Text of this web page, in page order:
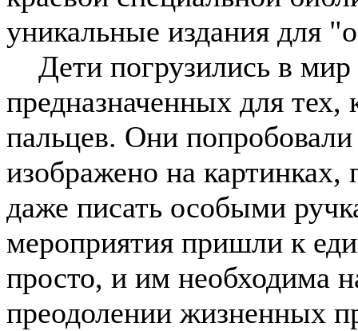
уникальные издания для
Дети погрузились в мир
предназначенных для тех,
пальцев. Они
изображено на картинках,
даже писать особыми
мероприятия пришли к
просто, и им необходима
преодолении жизненных